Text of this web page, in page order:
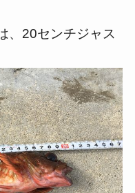
20センチジャス